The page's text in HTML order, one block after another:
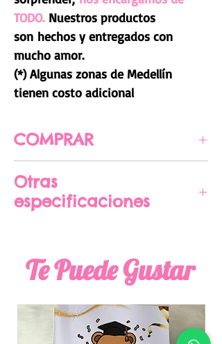
TODO. Nuestros productos
son hechos y entregados con
mucho amor.
(*) Algunas zonas de Medellín
tienen costo adicional
COMPRAR
CLIC AQUÍ PARA COMPRAR
Otras
especificaciones
productos
sin previo aviso según la
disponibilidad
Te Puede Gustar